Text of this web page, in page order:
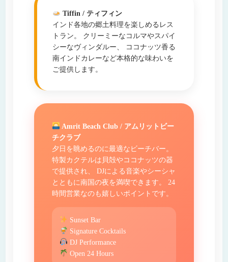
Tiffin / ティフィン
インド各地の郷土料理を楽しめるレス
トラン。 クリーミーなコルマやスパイ
シーなヴィンダルー、 ココナッツ香る
南インドカレーなど本格的な味わいを
ご提供します。
Amrit Beach Club / アムリットビー
チクラブ
夕日を眺めるのに最適なビーチバー。
特製カクテルは貝殻やココナッツの器
で提供され、 DJによる音楽やシーシャ
とともに南国の夜を満喫できます。 24
時間営業なのも嬉しいポイントです。
Sunset Bar
Signature Cocktails
DJ Performance
Open 24 Hours